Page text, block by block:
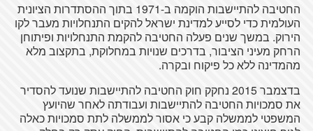
החטיבה להתיישבות הוקמה ב-1971 בתוך ההסתדרות הציונית
העולמית כדי לסייע למדינת ישראל להקים התנחלויות מעבר לקו
הירוק. במשך שנים פעלה החטיבה להקמת התנחלויות ופיתוחן
הרחק מעיני הציבור, בדרכים שנויות במחלוקת, בתקצוב מלא
מהמדינה ללא כל פיקוח ובקרה.
בדצמבר 2015 נחקק חוק החטיבה להתיישבות שנועד להסדיר
את סמכויות החטיבה להתיישבות ועבודתה לאחר שהיועץ
המשפטי לממשלה קבע כי אסור לממשלה לתת סמכויות כאלה